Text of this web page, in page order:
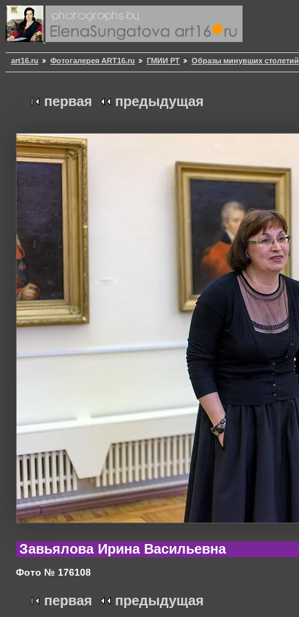
art16.ru Фотогалерея ART16.ru ГМИИ РТ Образы минувших столетий
первая предыдущая
Завьялова Ирина Васильевна
Фото № 176108
первая предыдущая